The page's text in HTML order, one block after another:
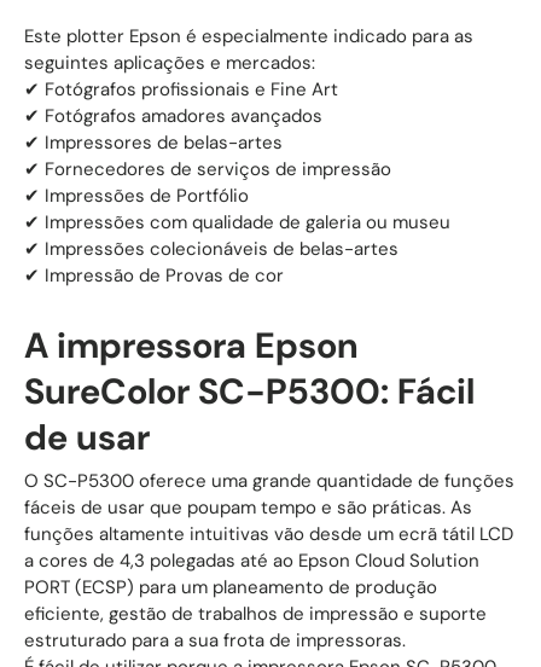
Este plotter Epson é especialmente indicado para as
seguintes aplicações e mercados:
✔ Fotógrafos profissionais e Fine Art
✔ Fotógrafos amadores avançados
✔ Impressores de belas-artes
✔ Fornecedores de serviços de impressão
✔ Impressões de Portfólio
✔ Impressões com qualidade de galeria ou museu
✔ Impressões colecionáveis de belas-artes
✔ Impressão de Provas de cor
A impressora Epson
SureColor SC-P5300: Fácil
de usar
O SC-P5300 oferece uma grande quantidade de funções
fáceis de usar que poupam tempo e são práticas. As
funções altamente intuitivas vão desde um ecrã tátil LCD
a cores de 4,3 polegadas até ao Epson Cloud Solution
PORT (ECSP) para um planeamento de produção
eficiente, gestão de trabalhos de impressão e suporte
estruturado para a sua frota de impressoras.